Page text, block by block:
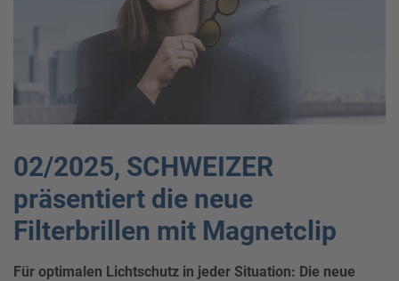
02/2025, SCHWEIZER
präsentiert die neue
Filterbrillen mit Magnetclip
Für optimalen Lichtschutz in jeder Situation: Die neue